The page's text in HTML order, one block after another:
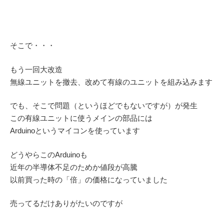
そこで・・・
もう一回大改造
無線ユニットを撤去、改めて有線のユニットを組み込みます
でも、そこで問題（というほどでもないですが）が発生
この有線ユニットに使うメインの部品には
Arduinoというマイコンを使っています
どうやらこのArduinoも
近年の半導体不足のためか値段が高騰
以前買った時の「倍」の価格になっていました
売ってるだけありがたいのですが